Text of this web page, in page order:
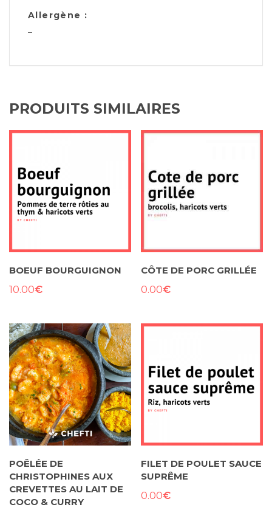
Allergène :
–
PRODUITS SIMILAIRES
BOEUF BOURGUIGNON
10.00€
CÔTE DE PORC GRILLÉE
0.00€
POÊLÉE DE
CHRISTOPHINES AUX
CREVETTES AU LAIT DE
COCO & CURRY
FILET DE POULET SAUCE
SUPRÊME
0.00€